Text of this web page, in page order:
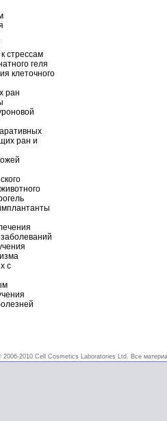
стрессам
геля
клеточного
ран
ран и
с
2006-2010 Cell Cosmetics Laboratories Ltd. Все